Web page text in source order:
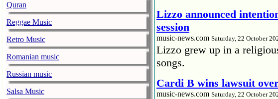
Quran
Reggae Music
Retro Music
Romanian music
Russian music
Salsa Music
Lizzo announced
session
music-news.com Saturday, 22 October
Lizzo grew up in a
songs.
Cardi B wins lawsuit
music-news.com Saturday, 22 October